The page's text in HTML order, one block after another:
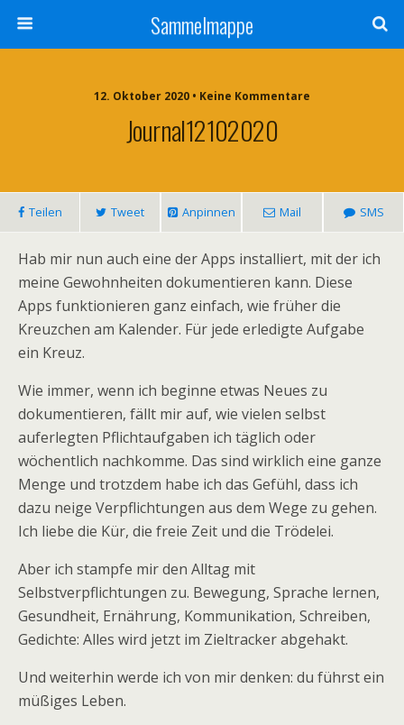
Sammelmappe
12. Oktober 2020 • Keine Kommentare
Journal12102020
Teilen Tweet Anpinnen Mail SMS
Hab mir nun auch eine der Apps installiert, mit der ich
meine Gewohnheiten dokumentieren kann. Diese
Apps funktionieren ganz einfach, wie früher die
Kreuzchen am Kalender. Für jede erledigte Aufgabe
ein Kreuz.
Wie immer, wenn ich beginne etwas Neues zu
dokumentieren, fällt mir auf, wie vielen selbst
auferlegten Pflichtaufgaben ich täglich oder
wöchentlich nachkomme. Das sind wirklich eine ganze
Menge und trotzdem habe ich das Gefühl, dass ich
dazu neige Verpflichtungen aus dem Wege zu gehen.
Ich liebe die Kür, die freie Zeit und die Trödelei.
Aber ich stampfe mir den Alltag mit
Selbstverpflichtungen zu. Bewegung, Sprache lernen,
Gesundheit, Ernährung, Kommunikation, Schreiben,
Gedichte: Alles wird jetzt im Zieltracker abgehakt.
Und weiterhin werde ich von mir denken: du führst ein
müßiges Leben.